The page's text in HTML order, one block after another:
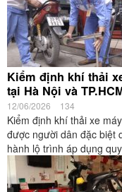
Kiểm định khí thải
tại Hà Nội và
12/06/2026 134
Kiểm định khí thải xe
được người dân đặc biệt
hành lộ trình áp dụng